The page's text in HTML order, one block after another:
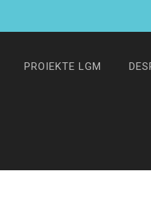
PROIEKTE LGM